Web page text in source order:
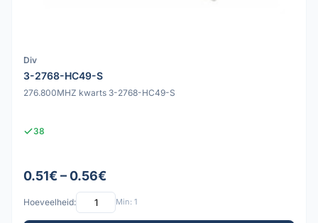
Div
3-2768-HC49-S
276.800MHZ kwarts 3-2768-HC49-S
38
0.51€ – 0.56€
Hoeveelheid: Min: 1